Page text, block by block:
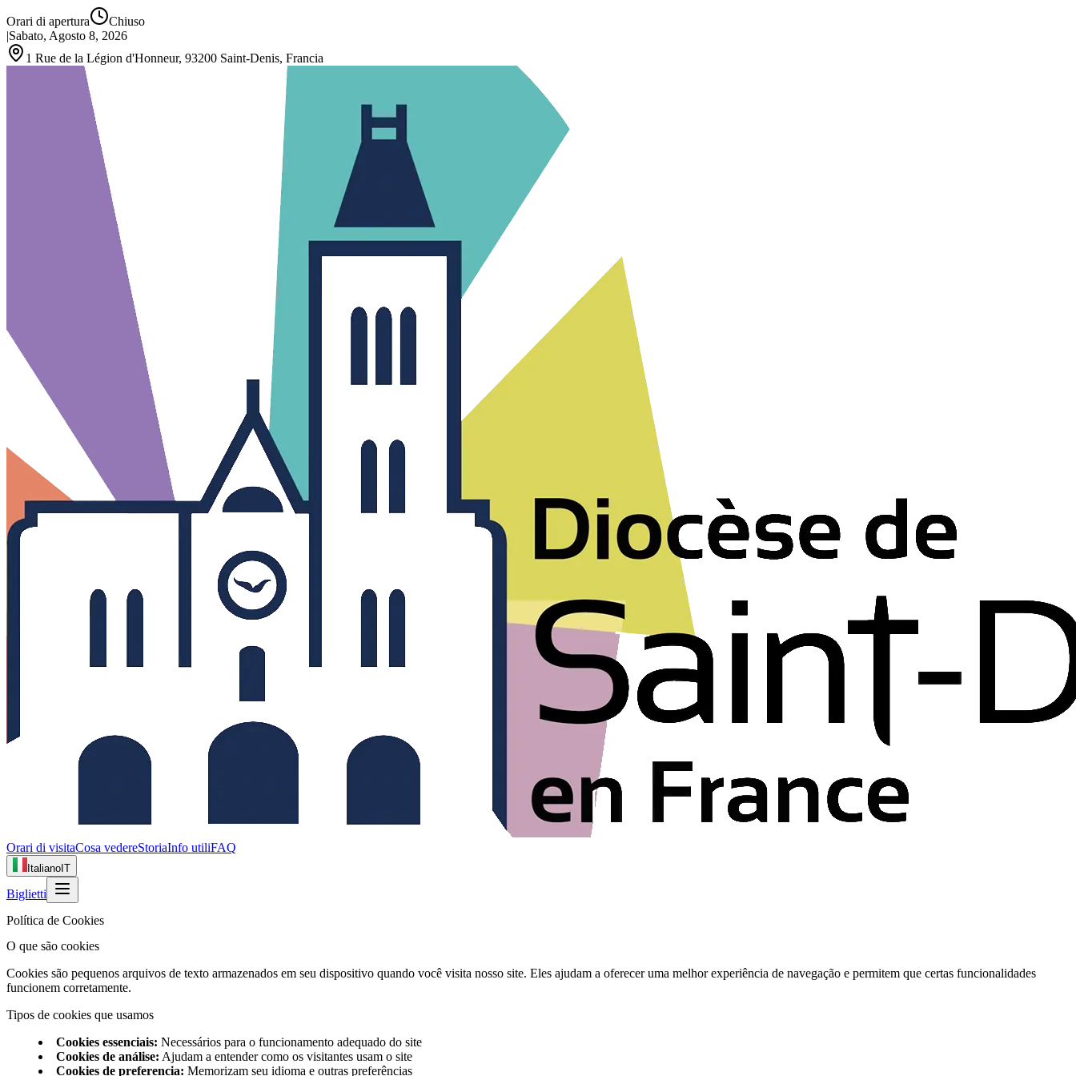
Orari di apertura
Chiuso
|Sabato, Agosto 8, 2026
1 Rue de la Légion d'Honneur, 93200 Saint‑Denis, Francia
Orari di visitaCosa vedereStoriaInfo utiliFAQ
Italiano IT
Biglietti
Política de Cookies
O que são cookies
Cookies são pequenos arquivos de texto armazenados em seu dispositivo quando você visita nosso site. Eles ajudam a oferecer uma melhor experiência de navegação e permitem que certas funcionalidades
funcionem corretamente.
Tipos de cookies que usamos
Cookies essenciais: Necessários para o funcionamento adequado do site
Cookies de análise: Ajudam a entender como os visitantes usam o site
Cookies de preferencia: Memorizam seu idioma e outras preferências